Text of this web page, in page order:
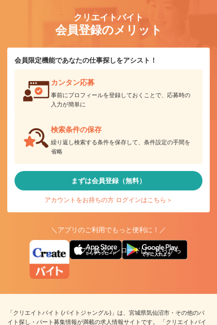
クリエイトバイト
会員登録のメリット
会員限定機能であなたの仕事探しをアシスト！
カンタン応募
事前にプロフィールを登録しておくことで、応募時の
入力が簡単に
検索条件の保存
繰り返し検索する条件を保存して、条件設定の手間を
省略
まずは会員登録（無料）
アカウントをお持ちの方 ログインはこちら＞
＼アプリのご利用でもっと便利に！／
アプリ版ダウンロードはこちらから
「クリエイトバイト (バイトジャングル)」は、宮城県気仙沼市・その他のバ
イト探し・パート募集情報が満載の求人情報サイトです。 「クリエイトバイ